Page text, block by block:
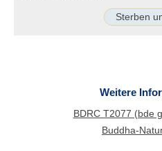
Sterben
Weitere
BDRC T2077 (bde
Buddha-